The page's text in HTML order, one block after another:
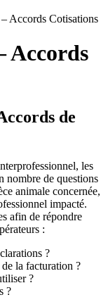
Accords Cotisations
Accords
de
les
nombre de questions
animale concernée,
impacté.
afin de répondre
:
?
la facturation ?
?
?